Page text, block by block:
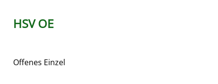
HSV OE
Offenes Einzel